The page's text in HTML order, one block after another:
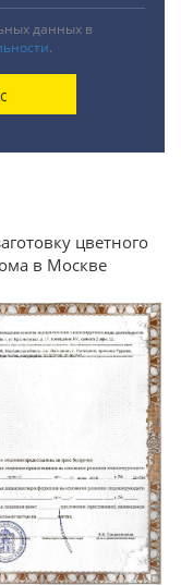
данных в
.
цветного
в Москве